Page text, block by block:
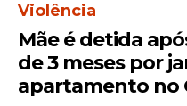
Violência
Mãe é detida
de 3 meses por
apartamento no